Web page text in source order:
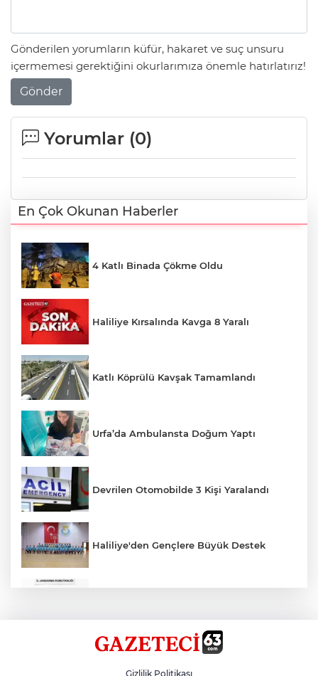
Gönderilen yorumların küfür, hakaret ve suç unsuru
içermemesi gerektiğini okurlarımıza önemle hatırlatırız!
Gönder
Yorumlar (0)
En Çok Okunan Haberler
4 Katlı Binada Çökme Oldu
Haliliye Kırsalında Kavga 8 Yaralı
Katlı Köprülü Kavşak Tamamlandı
Urfa’da Ambulansta Doğum Yaptı
Devrilen Otomobilde 3 Kişi Yaralandı
Haliliye'den Gençlere Büyük Destek
Hikmet Başak’tan Ulaşım Çalışması
Gizlilik Politikası